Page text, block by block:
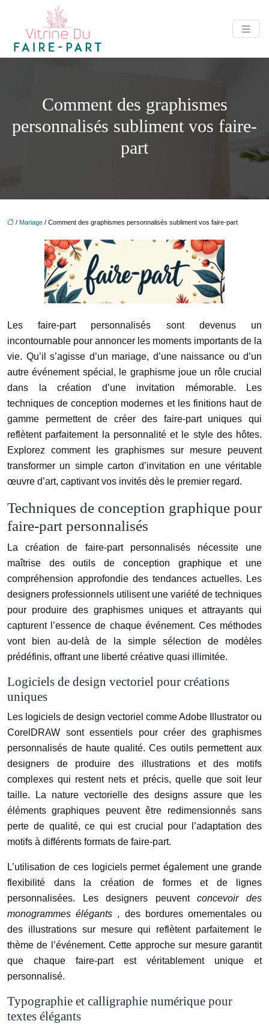
Comment des graphismes
personnalisés subliment vos faire-
part
/ Mariage / Comment des graphismes personnalisés subliment vos faire-part
Les faire-part personnalisés sont devenus un
incontournable pour annoncer les moments importants de la
vie. Qu’il s’agisse d’un mariage, d’une naissance ou d’un
autre événement spécial, le graphisme joue un rôle crucial
dans la création d’une invitation mémorable. Les
techniques de conception modernes et les finitions haut de
gamme permettent de créer des faire-part uniques qui
reflètent parfaitement la personnalité et le style des hôtes.
Explorez comment les graphismes sur mesure peuvent
transformer un simple carton d’invitation en une véritable
œuvre d’art, captivant vos invités dès le premier regard.
Techniques de conception graphique pour
faire-part personnalisés
La création de faire-part personnalisés nécessite une
maîtrise des outils de conception graphique et une
compréhension approfondie des tendances actuelles. Les
designers professionnels utilisent une variété de techniques
pour produire des graphismes uniques et attrayants qui
capturent l’essence de chaque événement. Ces méthodes
vont bien au-delà de la simple sélection de modèles
prédéfinis, offrant une liberté créative quasi illimitée.
Logiciels de design vectoriel pour créations
uniques
Les logiciels de design vectoriel comme Adobe Illustrator ou
CorelDRAW sont essentiels pour créer des graphismes
personnalisés de haute qualité. Ces outils permettent aux
designers de produire des illustrations et des motifs
complexes qui restent nets et précis, quelle que soit leur
taille. La nature vectorielle des designs assure que les
éléments graphiques peuvent être redimensionnés sans
perte de qualité, ce qui est crucial pour l’adaptation des
motifs à différents formats de faire-part.
L’utilisation de ces logiciels permet également une grande
flexibilité dans la création de formes et de lignes
personnalisées. Les designers peuventconcevoir des
monogrammes élégants , des bordures ornementales ou
des illustrations sur mesure qui reflètent parfaitement le
thème de l’événement. Cette approche sur mesure garantit
que chaque faire-part est véritablement unique et
personnalisé.
Typographie et calligraphie numérique pour
textes élégants